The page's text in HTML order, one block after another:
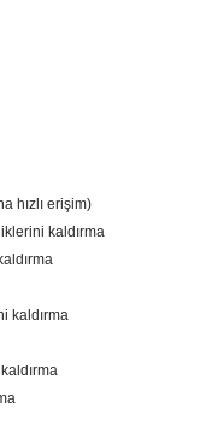
hızlı erişim)
kaldırma
kaldırma